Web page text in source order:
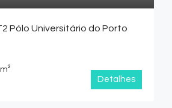
Pólo Universitário do Porto
m²
Detalhes